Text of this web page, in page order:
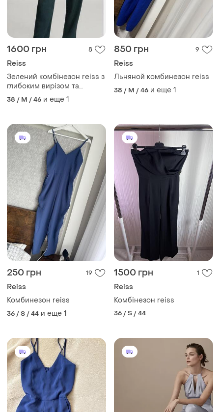
1600 грн 8
Reiss
Зелений комбінезон reiss з
глибоким вирізом та
зав'язками
38 / M / 46 и еще 1
850 грн 9
Reiss
Льняной комбинезон reiss
38 / M / 46 и еще 1
250 грн 19
Reiss
Комбинезон reiss
36 / S / 44 и еще 1
1500 грн 1
Reiss
Комбінезон reiss
36 / S / 44